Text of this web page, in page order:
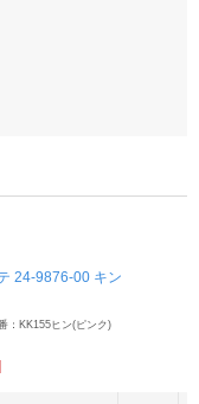
24-9876-00 キン
：KK155ヒン(ピンク)